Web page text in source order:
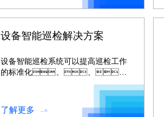
设备智能巡检解决方案
设备智能巡检系统可以提高巡检工作
的标准化、、、
智能化、、、科学
了解更多